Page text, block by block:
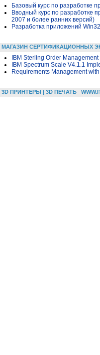
Базовый курс по разработке
Вводный курс по разработке
2007 и более ранних версий)
Разработка приложений
МАГАЗИН СЕРТИФИКАЦИОННЫХ
IBM Sterling Order
IBM Spectrum Scale V4.1.1
Requirements Management
3D ПРИНТЕРЫ | 3D ПЕЧАТЬ